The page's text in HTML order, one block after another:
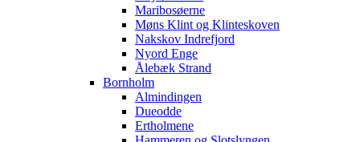
Maribosøerne
Møns Klint og Klinteskoven
Nakskov Indrefjord
Nyord Enge
Ålebæk Strand
Bornholm
Almindingen
Dueodde
Ertholmene